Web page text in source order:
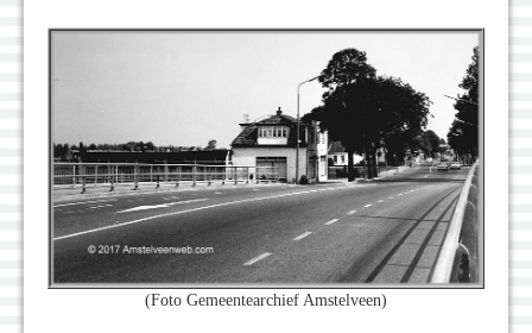
(Foto Gemeentearchief Amstelveen)